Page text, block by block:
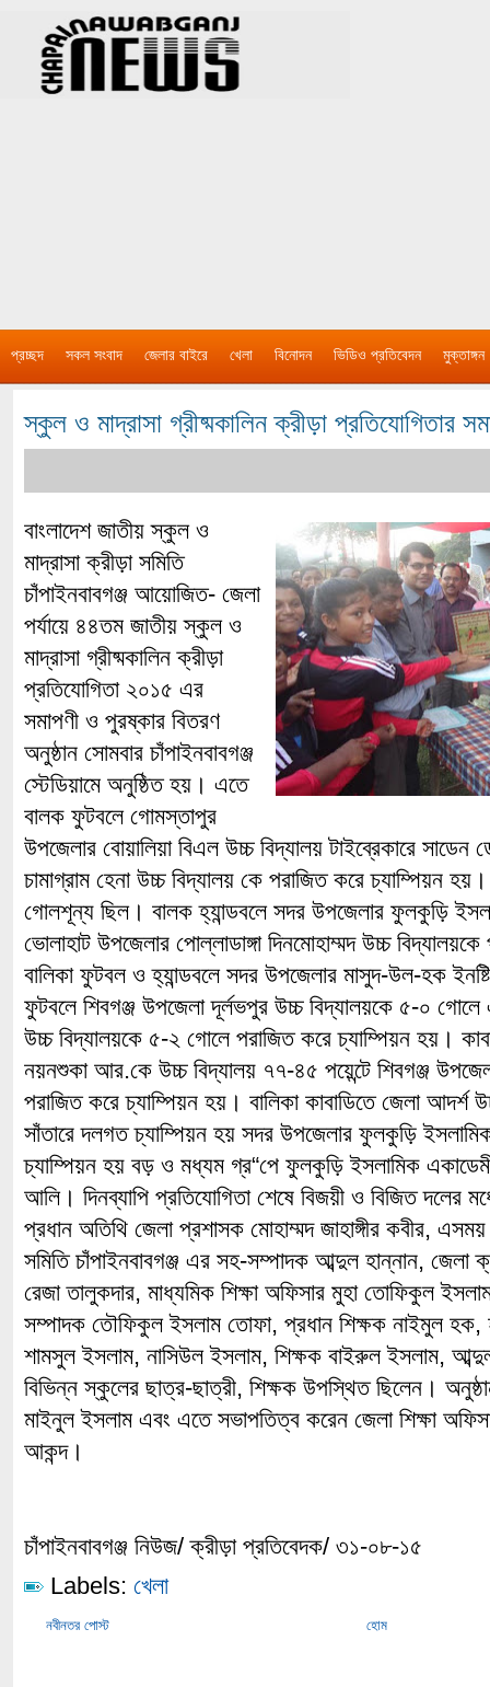
প্রচ্ছদ সকল সংবাদ জেলার বাইরে খেলা বিনোদন ভিডিও প্রতিবেদন মুক্তাঙ্গন
স্কুল ও মাদ্রাসা গ্রীষ্মকালিন ক্রীড়া প্রতিযোগিতার
বাংলাদেশ জাতীয় স্কুল ও
মাদ্রাসা ক্রীড়া সমিতি
চাঁপাইনবাবগঞ্জ আয়োজিত- জেলা
পর্যায়ে ৪৪তম জাতীয় স্কুল ও
মাদ্রাসা গ্রীষ্মকালিন ক্রীড়া
প্রতিযোগিতা ২০১৫ এর
সমাপণী ও পুরষ্কার বিতরণ
অনুষ্ঠান সোমবার চাঁপাইনবাবগঞ্জ
স্টেডিয়ামে অনুষ্ঠিত হয়। এতে
বালক ফুটবলে গোমস্তাপুর
উপজেলার বোয়ালিয়া বিএল উচ্চ বিদ্যালয় টাইব্রেকারে
চামাগ্রাম হেনা উচ্চ বিদ্যালয় কে পরাজিত করে চ্যাম্পিয়ন হয়।
গোলশূন্য ছিল। বালক হ্যান্ডবলে সদর উপজেলার ফুলকুড়ি
ভোলাহাট উপজেলার পোল্লাডাঙ্গা দিনমোহাম্মদ উচ্চ
বালিকা ফুটবল ও হ্যান্ডবলে সদর উপজেলার মাসুদ-উল-হক
ফুটবলে শিবগঞ্জ উপজেলা দূর্লভপুর উচ্চ বিদ্যালয়কে ৫-০ গোলে
উচ্চ বিদ্যালয়কে ৫-২ গোলে পরাজিত করে চ্যাম্পিয়ন হয়।
নয়নশুকা আর.কে উচ্চ বিদ্যালয় ৭৭-৪৫ পয়েন্টে শিবগঞ্জ
পরাজিত করে চ্যাম্পিয়ন হয়। বালিকা কাবাডিতে জেলা আদর্শ
সাঁতারে দলগত চ্যাম্পিয়ন হয় সদর উপজেলার ফুলকুড়ি
চ্যাম্পিয়ন হয় বড় ও মধ্যম গ্র“পে ফুলকুড়ি ইসলামিক
আলি। দিনব্যাপি প্রতিযোগিতা শেষে বিজয়ী ও বিজিত দলের
প্রধান অতিথি জেলা প্রশাসক মোহাম্মদ জাহাঙ্গীর কবীর,
সমিতি চাঁপাইনবাবগঞ্জ এর সহ-সম্পাদক আব্দুল হান্নান, জেলা
রেজা তালুকদার, মাধ্যমিক শিক্ষা অফিসার মুহা তোফিকুল
সম্পাদক তৌফিকুল ইসলাম তোফা, প্রধান শিক্ষক নাইমুল হক,
শামসুল ইসলাম, নাসিউল ইসলাম, শিক্ষক বাইরুল ইসলাম,
বিভিন্ন স্কুলের ছাত্র-ছাত্রী, শিক্ষক উপস্থিত ছিলেন।
মাইনুল ইসলাম এবং এতে সভাপতিত্ব করেন জেলা শিক্ষা
আকন্দ।
চাঁপাইনবাবগঞ্জ নিউজ/ ক্রীড়া প্রতিবেদক/ ৩১-০৮-১৫
Labels: খেলা
নবীনতর পোস্ট হোম